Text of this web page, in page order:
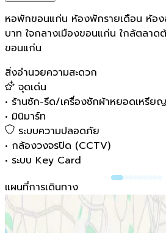
หอพักขอนแก่น ห้องพักรายเดือน ห้อ
บาท ใจกลางเมืองขอนแก่น ใกล้ตลาด
ขอนแก่น
สิ่งอำนวยความสะดวก
จุดเด่น
• ร้านซัก-รีด/เครื่องซักผ้าหยอดเหรียญ
• มินิมาร์ท
ระบบความปลอดภัย
• กล้องวงจรปิด (CCTV)
• ระบบ Key Card
แผนที่การเดินทาง